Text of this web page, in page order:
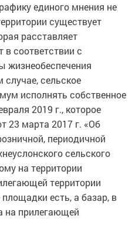
единого мнения не
существует
расставляет
в соответствии с
жизнеобеспечения
сельское
исполнять собственное
2019 г., которое
23 марта 2017 г. «Об
периодичной
сельского
на территории
территории
есть, а базар, в
на прилегающей